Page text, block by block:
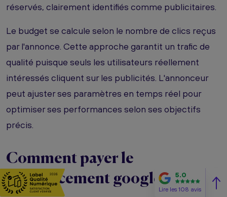
réservés, clairement identifiés comme publicitaires.
Le budget se calcule selon le nombre de clics reçus
par l'annonce. Cette approche garantit un trafic de
qualité puisque seuls les utilisateurs réellement
intéressés cliquent sur les publicités. L'annonceur
peut ajuster ses paramètres en temps réel pour
optimiser ses performances selon ses objectifs
précis.
Comment payer le
référencement google ? 5.0
Lire les 108 avis